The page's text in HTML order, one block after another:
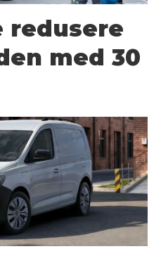
redusere
med 30